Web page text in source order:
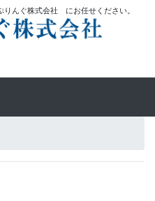
んぐ株式会社 にお任せください。